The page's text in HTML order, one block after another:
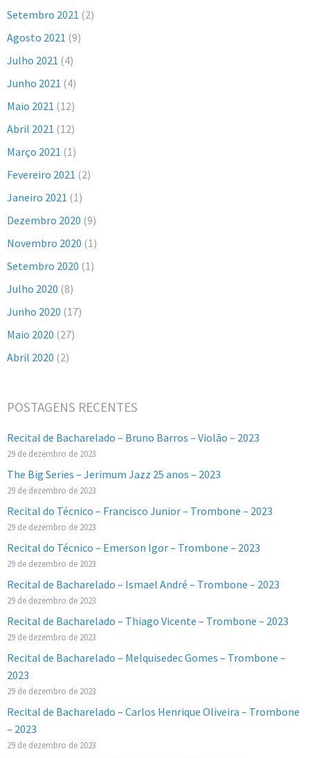
Setembro 2021 (2)
Agosto 2021 (9)
Julho 2021 (4)
Junho 2021 (4)
Maio 2021 (12)
Abril 2021 (12)
Março 2021 (1)
Fevereiro 2021 (2)
Janeiro 2021 (1)
Dezembro 2020 (9)
Novembro 2020 (1)
Setembro 2020 (1)
Julho 2020 (8)
Junho 2020 (17)
Maio 2020 (27)
Abril 2020 (2)
POSTAGENS RECENTES
Recital de Bacharelado – Bruno Barros – Violão – 2023
29 de dezembro de 2023
The Big Series – Jerimum Jazz 25 anos – 2023
29 de dezembro de 2023
Recital do Técnico – Francisco Junior – Trombone – 2023
29 de dezembro de 2023
Recital do Técnico – Emerson Igor – Trombone – 2023
29 de dezembro de 2023
Recital de Bacharelado – Ismael André – Trombone – 2023
29 de dezembro de 2023
Recital de Bacharelado – Thiago Vicente – Trombone – 2023
29 de dezembro de 2023
Recital de Bacharelado – Melquisedec Gomes – Trombone –
2023
29 de dezembro de 2023
Recital de Bacharelado – Carlos Henrique Oliveira – Trombone
– 2023
29 de dezembro de 2023